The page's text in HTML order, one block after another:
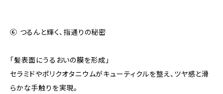
⑥ つるんと輝く、指通りの秘密
「髪表面にうるおいの膜を形成」
セラミドやポリクオタニウムがキューティクルを整え、ツヤ感と滑
らかな手触りを実現。